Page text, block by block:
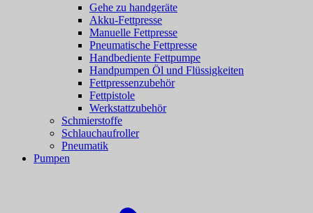
Gehe zu handgeräte
Akku-Fettpresse
Manuelle Fettpresse
Pneumatische Fettpresse
Handbediente Fettpumpe
Handpumpen Öl und Flüssigkeiten
Fettpressenzubehör
Fettpistole
Werkstattzubehör
Schmierstoffe
Schlauchaufroller
Pneumatik
Pumpen